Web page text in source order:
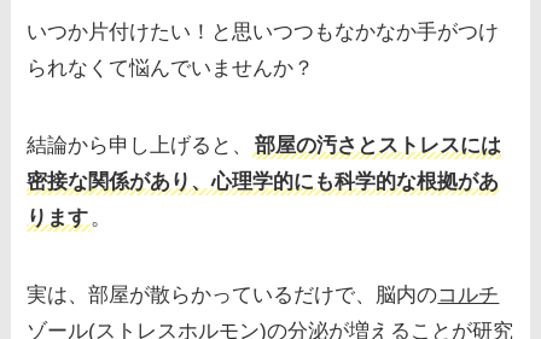
いつか片付けたい！と思いつつもなかなか手がつけ
られなくて悩んでいませんか？
結論から申し上げると、
部屋の汚さとストレスには
密接な関係があり、心理学的にも科学的な根拠があ
ります 。
実は、部屋が散らかっているだけで、脳内のコルチ
ゾール(ストレスホルモン)の分泌が増える ことが研究